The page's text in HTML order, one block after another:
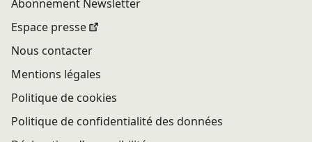
Abonnement Newsletter
Espace presse
Nous contacter
Mentions légales
Politique de cookies
Politique de confidentialité des données